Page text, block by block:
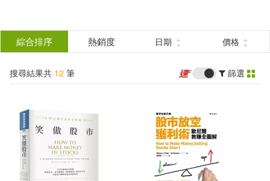
結
分類 (單選)
所有商品(12) 圖書(7)
影音(5)
綜合排序 熱銷度 日期 價格
搜尋結果共 12 筆 篩選